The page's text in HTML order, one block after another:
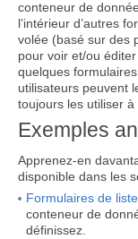
conteneur de
l’intérieur d’autres
volée (basé sur des
pour voir et/ou
quelques
utilisateurs peuvent
toujours les utiliser à
Exemples
Apprenez-en
disponible dans les
Formulaires de liste
conteneur de
définissez.